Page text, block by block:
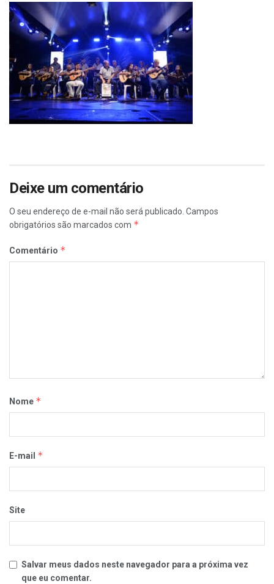
Deixe um comentário
O seu endereço de e-mail não será publicado. Campos
obrigatórios são marcados com *
Comentário *
Nome *
E-mail *
Site
Salvar meus dados neste navegador para a próxima vez
que eu comentar.